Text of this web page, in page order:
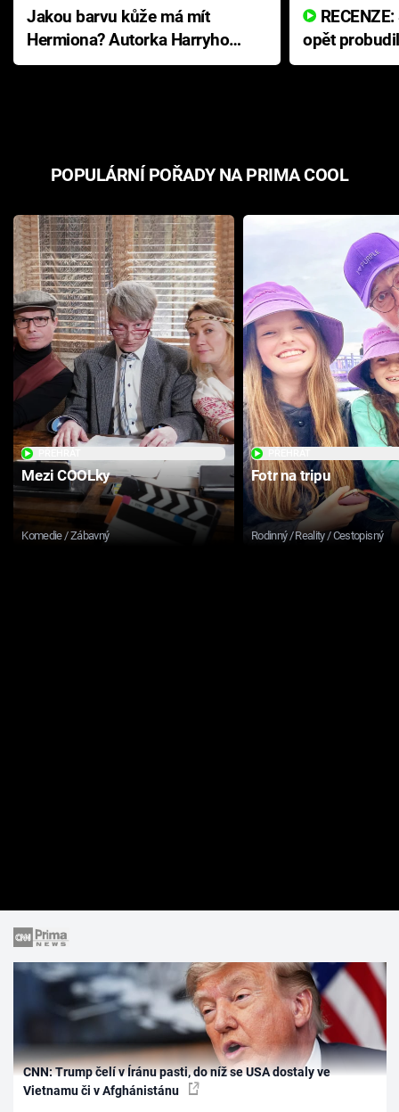
Jakou barvu kůže má mít
Hermiona? Autorka Harryho
Pottera přišla s ráznou
opět
přichází s
POPULÁRNÍ POŘADY NA PRIMA COOL
Mezi COOLky
Komedie / Zábavný
Fotr na tripu
Rodinný / Reality / Cestopisný
CNN: Trump čelí v Íránu pasti, do níž se USA dostaly ve
Vietnamu či v Afghánistánu